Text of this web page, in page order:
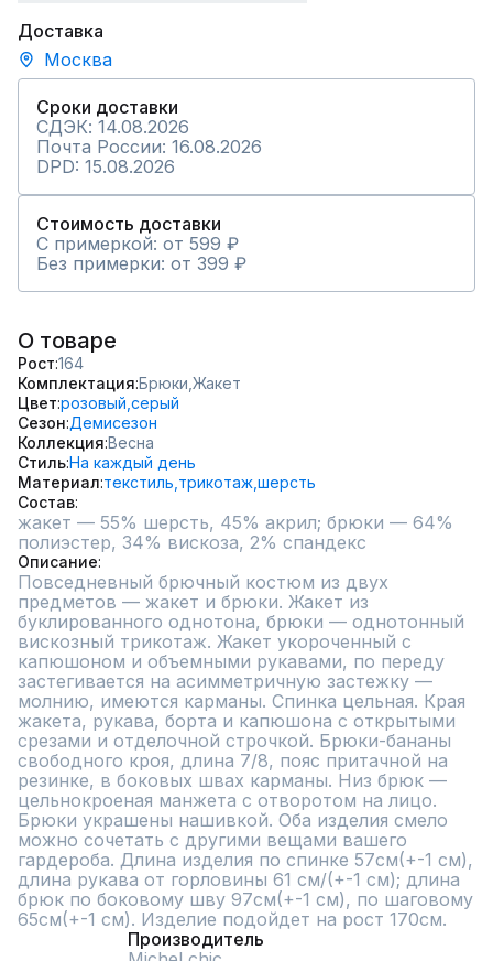
Доставка
Москва
Сроки доставки
СДЭК: 14.08.2026
Почта России: 16.08.2026
DPD: 15.08.2026
Стоимость доставки
С примеркой: от 599 ₽
Без примерки: от 399 ₽
О товаре
Рост 164
Комплектация Брюки, Жакет
Цвет розовый, серый
Сезон Демисезон
Коллекция Весна
СтильНа каждый день
Материал текстиль, трикотаж, шерсть
Состав
жакет — 55% шерсть, 45% акрил; брюки — 64%
полиэстер, 34% вискоза, 2% спандекс
Описание
Повседневный брючный костюм из двух
предметов — жакет и брюки. Жакет из
буклированного однотона, брюки — однотонный
вискозный трикотаж. Жакет укороченный с
капюшоном и объемными рукавами, по переду
застегивается на асимметричную застежку —
молнию, имеются карманы. Спинка цельная. Края
жакета, рукава, борта и капюшона с открытыми
срезами и отделочной строчкой. Брюки-бананы
свободного кроя, длина 7/8, пояс притачной на
резинке, в боковых швах карманы. Низ брюк —
цельнокроеная манжета с отворотом на лицо.
Брюки украшены нашивкой. Оба изделия смело
можно сочетать с другими вещами вашего
гардероба. Длина изделия по спинке 57см(+-1 см),
длина рукава от горловины 61 см/(+-1 см); длина
брюк по боковому шву 97см(+-1 см), по шаговому
65см(+-1 см). Изделие подойдет на рост 170см.
Производитель